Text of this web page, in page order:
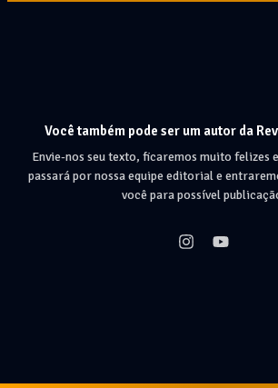
Você também pode ser um autor da
Envie-nos seu texto, ficaremos muito felizes
passará por nossa equipe editorial e
você para possível